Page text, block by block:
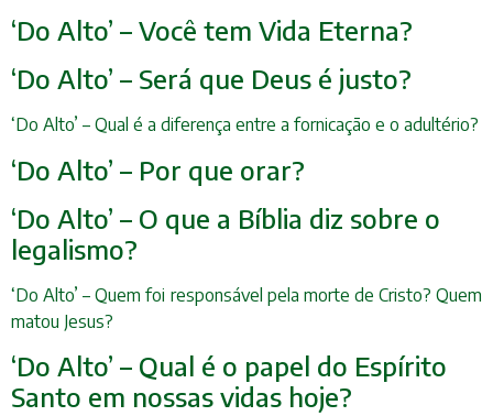
‘Do Alto’ – Você tem Vida Eterna?
‘Do Alto’ – Será que Deus é justo?
‘Do Alto’ – Qual é a diferença entre a fornicação e o adultério?
‘Do Alto’ – Por que orar?
‘Do Alto’ – O que a Bíblia diz sobre o
legalismo?
‘Do Alto’ – Quem foi responsável pela morte de Cristo? Quem
matou Jesus?
‘Do Alto’ – Qual é o papel do Espírito
Santo em nossas vidas hoje?